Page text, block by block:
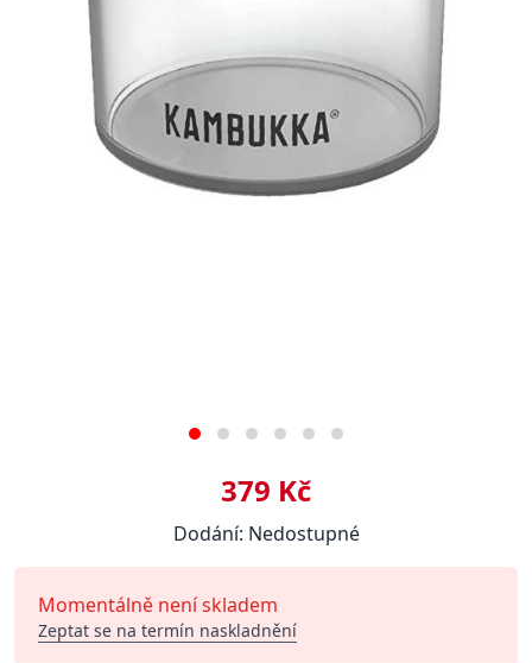
379 Kč
Dodání: Nedostupné
Momentálně není skladem
Zeptat se na termín naskladnění